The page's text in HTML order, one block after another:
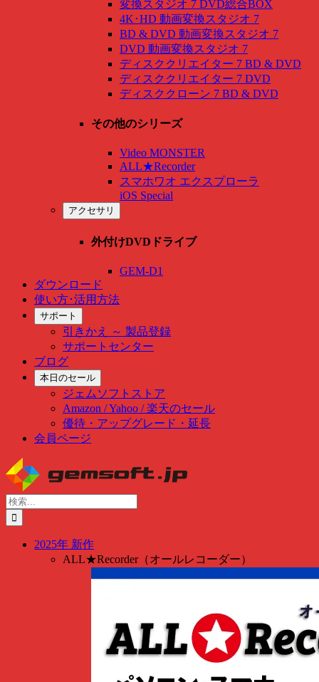
変換スタジオ 7 DVD総合BOX
4K･HD 動画変換スタジオ 7
BD & DVD 動画変換スタジオ 7
DVD 動画変換スタジオ 7
ディスククリエイター 7 BD & DVD
ディスククリエイター 7 DVD
ディスククローン 7 BD & DVD
その他のシリーズ
Video MONSTER
ALL★Recorder
スマホワオ エクスプローラ
iOS Special
アクセサリ
外付けDVDドライブ
GEM-D1
ダウンロード
使い方･活用方法
サポート
引きかえ ～ 製品登録
サポートセンター
ブログ
本日のセール
ジェムソフトストア
Amazon / Yahoo / 楽天のセール
優待・アップグレード・延長
会員ページ
Skip
to
content
検
索
…
2025年 新作
ALL★Recorder（オールレコーダー）